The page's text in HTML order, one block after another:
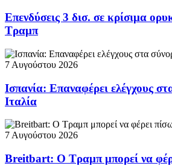
Επενδύσεις 3 δισ. σε κρίσιμα
Τραμπ
7 Αυγούστου 2026
Ισπανία: Επαναφέρει ελέγχους
Ιταλία
7 Αυγούστου 2026
Breitbart: Ο Τραμπ μπορεί να